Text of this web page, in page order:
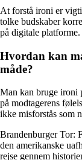
At forstå ironi er
tolke budskaber
på digitale platforme.
Hvordan kan
måde?
Man kan bruge ironi
på modtagerens
ikke misforstås som
Brandenburger Tor:
den amerikanske
rejse gennem